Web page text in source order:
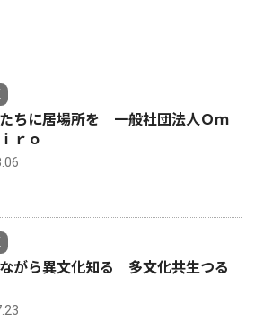
ちに居場所を 一般社団法人Ｏｍ
ｒｏ
がら異文化知る 多文化共生つる